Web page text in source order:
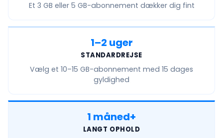
Et 3 GB eller 5 GB-abonnement dækker dig fint
1–2 uger
STANDARDREJSE
Vælg et 10–15 GB-abonnement med 15 dages
gyldighed
1 måned+
LANGT OPHOLD